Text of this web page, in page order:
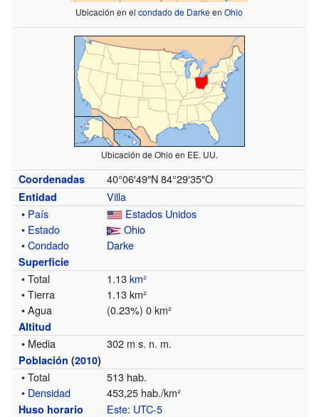
Ubicación en elcondado de DarkeenOhio
Ubicación de Ohio en EE. UU.
Coordenadas 40°06′49″N 84°29′35″O
Entidad
Villa
• País
Estados Unidos
• Estado
Ohio
•Condado Darke
Superficie
• Total 1.13km²
• Tierra
1.13 km²
• Agua
(0.23%) 0 km²
Altitud
• Media 302 m s. n. m.
Población (2010)
• Total
513 hab.
• Densidad 453,25 hab./km²
Huso horario Este: UTC-5